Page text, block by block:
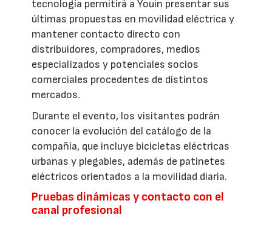
tecnología permitirá a Youin presentar sus
últimas propuestas en movilidad eléctrica y
mantener contacto directo con
distribuidores, compradores, medios
especializados y potenciales socios
comerciales procedentes de distintos
mercados.
Durante el evento, los visitantes podrán
conocer la evolución del catálogo de la
compañía, que incluye bicicletas eléctricas
urbanas y plegables, además de patinetes
eléctricos orientados a la movilidad diaria.
Pruebas dinámicas y contacto con el
canal profesional